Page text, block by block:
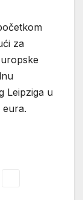
za
Leipziga u
eura.